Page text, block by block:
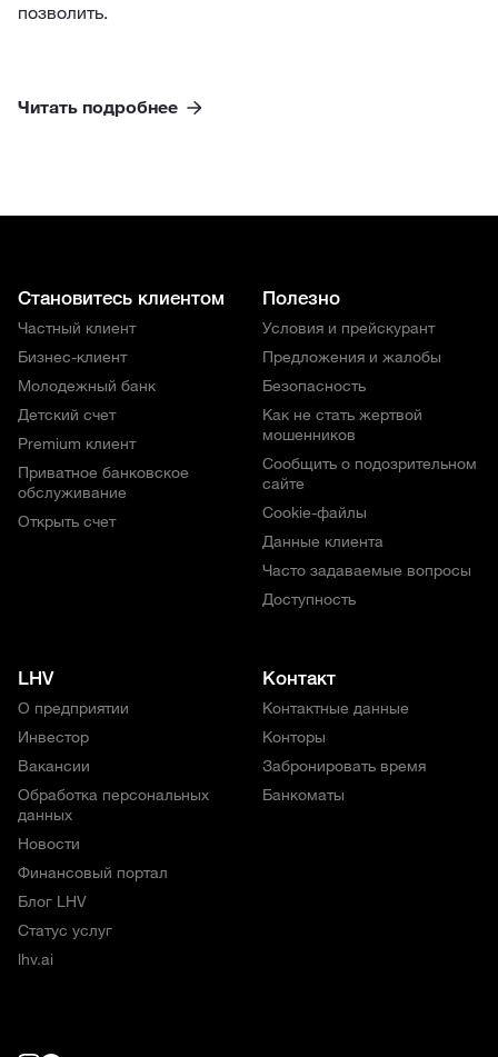
позволить.
Читать подробнее
Становитесь клиентом
Частный клиент
Бизнес-клиент
Молодежный банк
Детский счет
Premium клиент
Приватное банковское
обслуживание
Открыть счет
Полезно
Условия и прейскурант
Предложения и жалобы
Безопасность
Как не стать жертвой
мошенников
Сообщить о подозрительном
сайте
Cookie-файлы
Данные клиента
Часто задаваемые вопросы
Доступность
LHV
О предприятии
Инвестор
Вакансии
Обработка персональных
данных
Новости
Финансовый портал
Блог LHV
Статус услуг
lhv.ai
Контакт
Контактные данные
Конторы
Забронировать время
Банкоматы